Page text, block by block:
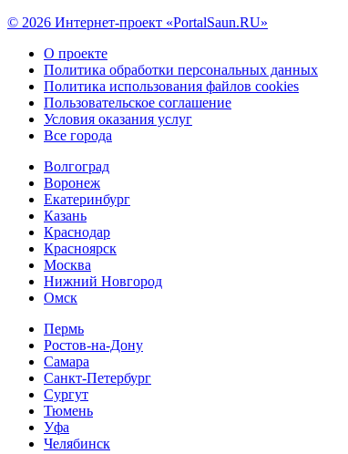
© 2026 Интернет-проект «PortalSaun.RU»
О проекте
Политика обработки персональных данных
Политика использования файлов cookies
Пользовательское соглашение
Условия оказания услуг
Все города
Волгоград
Воронеж
Екатеринбург
Казань
Краснодар
Красноярск
Москва
Нижний Новгород
Омск
Пермь
Ростов-на-Дону
Самара
Санкт-Петербург
Сургут
Тюмень
Уфа
Челябинск